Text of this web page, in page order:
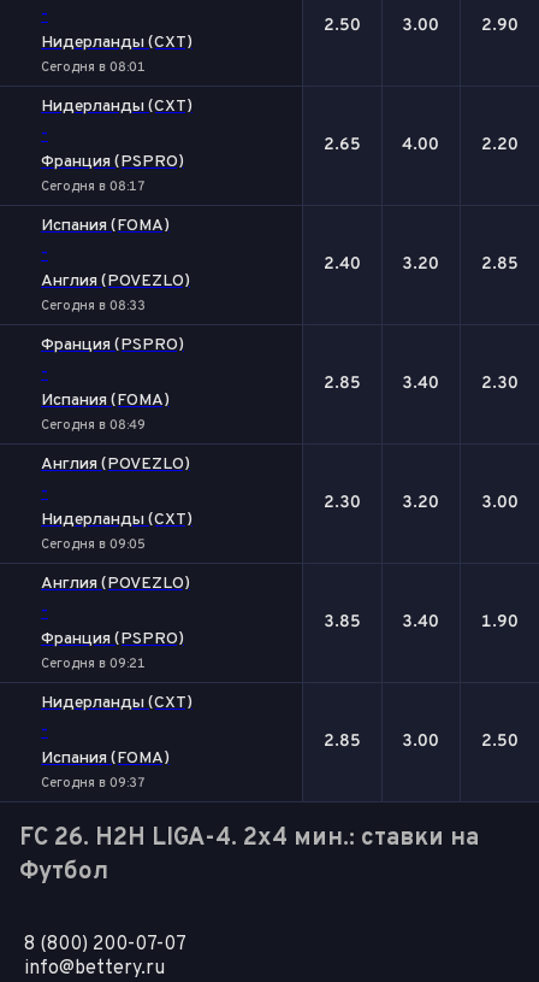
-
Нидерланды (CXT)
Сегодня в 08:01
2.50 3.00 2.90
Нидерланды (CXT)
-
Франция (PSPRO)
Сегодня в 08:17
2.65 4.00 2.20
Испания (FOMA)
-
Англия (POVEZLO)
Сегодня в 08:33
2.40 3.20 2.85
Франция (PSPRO)
-
Испания (FOMA)
Сегодня в 08:49
2.85 3.40 2.30
Англия (POVEZLO)
-
Нидерланды (CXT)
Сегодня в 09:05
2.30 3.20 3.00
Англия (POVEZLO)
-
Франция (PSPRO)
Сегодня в 09:21
3.85 3.40 1.90
Нидерланды (CXT)
-
Испания (FOMA)
Сегодня в 09:37
2.85 3.00 2.50
FC 26. H2H LIGA-4. 2x4 мин.: ставки на
Футбол
8 (800) 200-07-07
info@bettery.ru